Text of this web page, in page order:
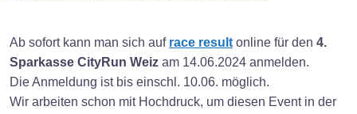
Ab sofort kann man sich auf race resultonline für den 4.
Sparkasse CityRun Weiz am 14.06.2024 anmelden.
Die Anmeldung ist bis einschl. 10.06. möglich.
Wir arbeiten schon mit Hochdruck, um diesen Event in der